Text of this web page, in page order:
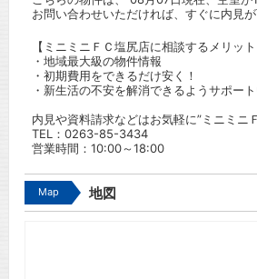
お問い合わせいただければ、すぐに内見が
【ミニミニＦＣ塩尻店に相談するメリット
・地域最大級の物件情報
・初期費用をできるだけ安く！
・新生活の不安を解消できるようサポー
内見や資料請求などはお気軽に”ミニミニ
TEL：0263-85-3434
営業時間：10:00～18:00
Map 地図